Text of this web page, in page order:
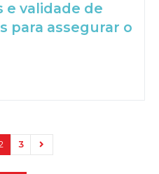
e validade de
para assegurar o
3